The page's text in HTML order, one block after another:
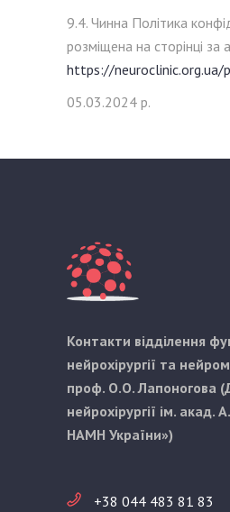
9.4. Чинна Політика
розміщена на сторінці за
https://neuroclinic.org.ua/
05.03.2024 р.
Контакти відділення
нейрохірургії та
проф. О.О. Лапоногова
нейрохірургії ім. акад.
НАМН України»)
+38 044 483 81 83